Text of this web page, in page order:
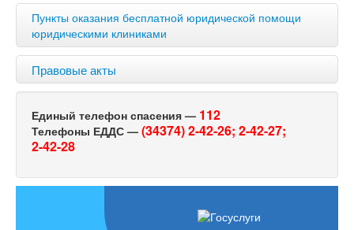
Пункты оказания бесплатной юридической помощи
юридическими клиниками
Правовые акты
Единый телефон спасения — 112
Телефоны ЕДДС — (34374) 2-42-26; 2-42-27;
2-42-28